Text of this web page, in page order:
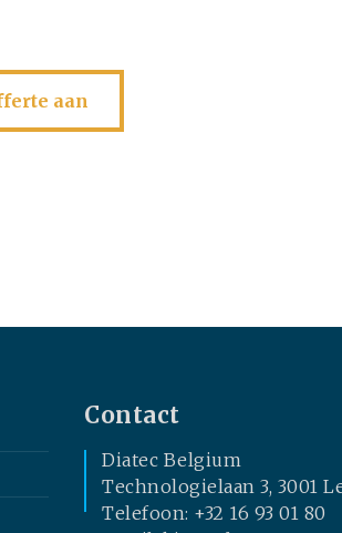
aan
Contact
Diatec Belgium
Technologielaan 3, 3001
Telefoon: +32 16 93 01 80